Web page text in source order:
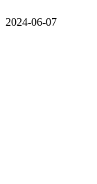
2024-06-07